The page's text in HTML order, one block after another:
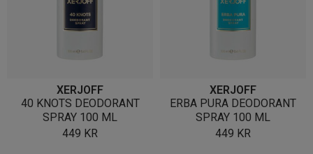
XERJOFF
40 KNOTS DEODORANT
SPRAY 100 ML
449 KR
XERJOFF
ERBA PURA DEODORANT
SPRAY 100 ML
449 KR